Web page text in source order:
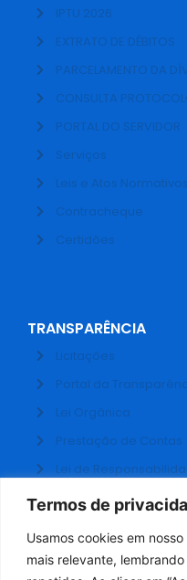
Termos de
Usamos cookies em
mais relevante,
IPTU 2026
EXTRATO DE DÉBITOS
PARCELAMENTO DA
CONSULTA
PORTAL DO SERVIDOR
Serviços
Leis e Atos Normativos
Contracheque
Certidões
TRANSPARÊNCIA
Licitações
Portal da
Lei Orgânica
Prestação de Contas
Lei de
Receitas e Despesas
Fale Conosco